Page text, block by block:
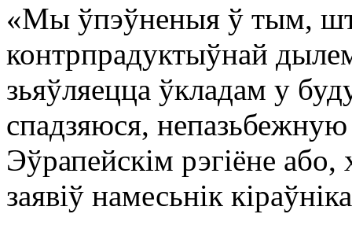
«Мы ўпэўненыя ў тым,
контрпрадуктыўнай
зьяўляецца ўкладам у
спадзяюся,
Эўрапейскім рэгіёне
заявіў намесьнік